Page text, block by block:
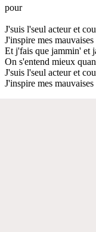
pour
J'suis l'seul acteur et
J'inspire mes
Et j'fais que jammin' et
On s'entend mieux
J'suis l'seul acteur et
J'inspire mes